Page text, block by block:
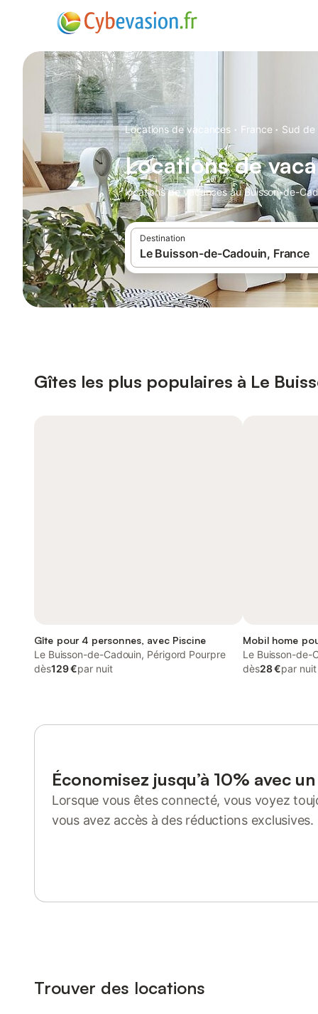
Locations de vacances · France · Sud de
Locations de
locations de vacances au Buisson-de-
Destination
Gîtes les plus populaires à Le
Gîte pour 4 personnes, avec Piscine
Le Buisson-de-Cadouin, Périgord Pourpre
dès129 €par nuit
Mobil home
Le Buisson-de-
dès28 €par nuit
Économisez jusqu’à 10% avec
Lorsque vous êtes connecté, vous voyez
vous avez accès à des réductions exclusives.
Trouver des locations